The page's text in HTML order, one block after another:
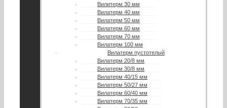
Вилитерм 30 мм
Вилатерм 40 мм
Вилатерм 50 мм
Вилатерм 60 мм
Вилатерм 70 мм
Вилатерм 100 мм
Вилатерм пустотелый
Вилатерм 20/8 мм
Вилатерм 30/8 мм
Вилатерм 40/15 мм
Вилатерм 50/27 мм
Вилатерм 60/40 мм
Вилатерм 70/35 мм